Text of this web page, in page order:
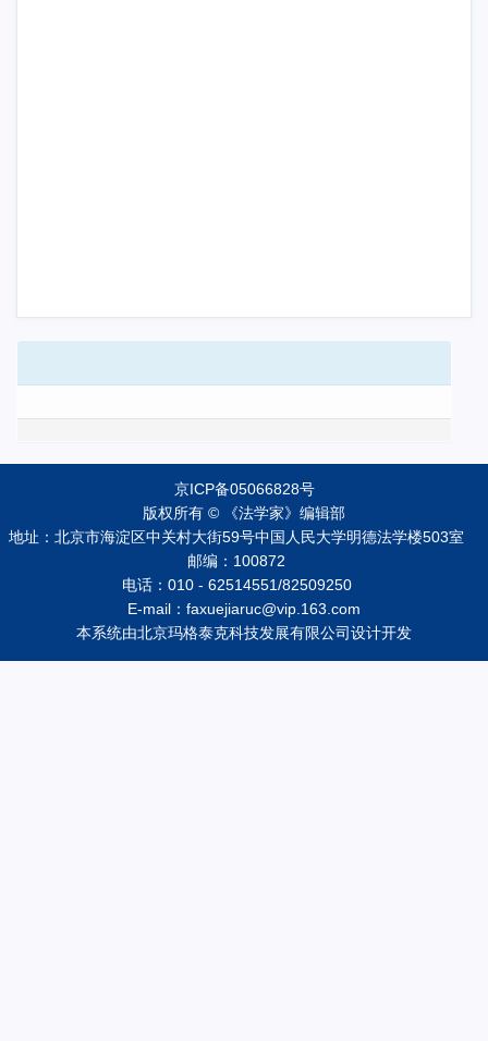
京ICP备05066828号
版权所有 © 《法学家》编辑部
地址：北京市海淀区中关村大街59号中国人民大学明德法学楼503室
邮编：100872
电话：010 - 62514551/82509250
E-mail：faxuejiaruc@vip.163.com
本系统由北京玛格泰克科技发展有限公司设计开发